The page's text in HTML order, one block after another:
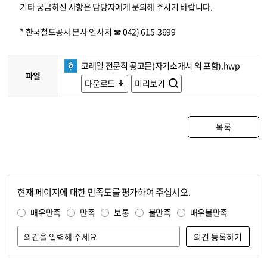
기타 궁금하신 사항은 담당자에게 문의해 주시기 바랍니다.
* 한국철도공사 본사 인사처 ☎ 042) 615-3699
파일
코레일 전문직 공고문(자기소개서 외 포함).hwp
다운로드
미리보기
목록
현재 페이지에 대한 만족도를 평가하여 주십시오.
매우만족 만족 보통 불만족 매우불만족